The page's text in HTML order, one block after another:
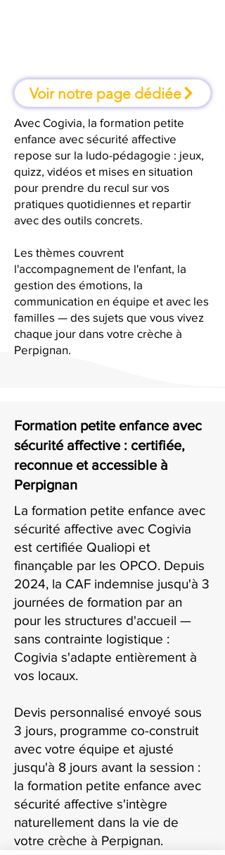
Voir notre page dédiée
Avec Cogivia, la formation petite
enfance avec sécurité affective
repose sur la ludo-pédagogie : jeux,
quizz, vidéos et mises en situation
pour prendre du recul sur vos
pratiques quotidiennes et repartir
avec des outils concrets.
Les thèmes couvrent
l'accompagnement de l'enfant, la
gestion des émotions, la
communication en équipe et avec les
familles — des sujets que vous vivez
chaque jour dans votre crèche à
Perpignan.
Formation petite enfance avec
sécurité affective : certifiée,
reconnue et accessible à
Perpignan
La formation petite enfance avec
sécurité affective avec Cogivia
est certifiée Qualiopi et
finançable par les OPCO. Depuis
2024, la CAF indemnise jusqu'à 3
journées de formation par an
pour les structures d'accueil —
sans contrainte logistique :
Cogivia s'adapte entièrement à
vos locaux.
Devis personnalisé envoyé sous
3 jours, programme co-construit
avec votre équipe et ajusté
jusqu'à 8 jours avant la session :
la formation petite enfance avec
sécurité affective s'intègre
naturellement dans la vie de
votre crèche à Perpignan.